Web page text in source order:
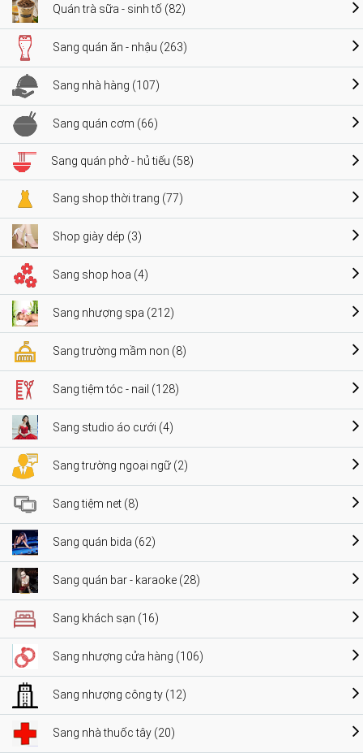
Quán trà sữa - sinh tố (82)
Sang quán ăn - nhậu (263)
Sang nhà hàng (107)
Sang quán cơm (66)
Sang quán phở - hủ tiếu (58)
Sang shop thời trang (77)
Shop giày dép (3)
Sang shop hoa (4)
Sang nhượng spa (212)
Sang trường mầm non (8)
Sang tiệm tóc - nail (128)
Sang studio áo cưới (4)
Sang trường ngoại ngữ (2)
Sang tiệm net (8)
Sang quán bida (62)
Sang quán bar - karaoke (28)
Sang khách sạn (16)
Sang nhượng cửa hàng (106)
Sang nhượng công ty (12)
Sang nhà thuốc tây (20)